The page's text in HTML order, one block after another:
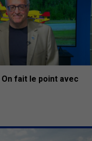
fait le point avec